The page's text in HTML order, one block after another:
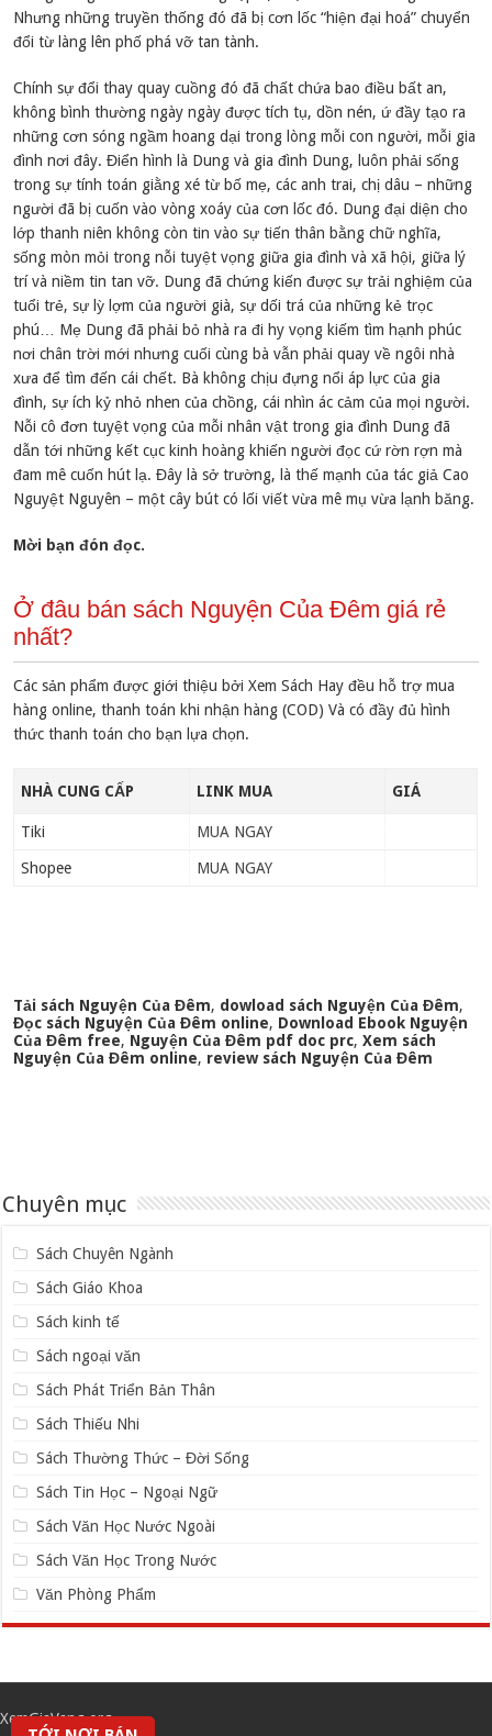
Nhưng những truyền thống đó đã bị cơn lốc “hiện đại hoá” chuyển
đổi từ làng lên phố phá vỡ tan tành.
Chính sự đổi thay quay cuồng đó đã chất chứa bao điều bất an,
không bình thường ngày ngày được tích tụ, dồn nén, ứ đầy tạo ra
những cơn sóng ngầm hoang dại trong lòng mỗi con người, mỗi gia
đình nơi đây. Điển hình là Dung và gia đình Dung, luôn phải sống
trong sự tính toán giằng xé từ bố mẹ, các anh trai, chị dâu – những
người đã bị cuốn vào vòng xoáy của cơn lốc đó. Dung đại diện cho
lớp thanh niên không còn tin vào sự tiến thân bằng chữ nghĩa,
sống mòn mỏi trong nỗi tuyệt vọng giữa gia đình và xã hội, giữa lý
trí và niềm tin tan vỡ. Dung đã chứng kiến được sự trải nghiệm của
tuổi trẻ, sự lỳ lợm của người già, sự dối trá của những kẻ trọc
phú… Mẹ Dung đã phải bỏ nhà ra đi hy vọng kiếm tìm hạnh phúc
nơi chân trời mới nhưng cuối cùng bà vẫn phải quay về ngôi nhà
xưa để tìm đến cái chết. Bà không chịu đựng nổi áp lực của gia
đình, sự ích kỷ nhỏ nhen của chồng, cái nhìn ác cảm của mọi người.
Nỗi cô đơn tuyệt vọng của mỗi nhân vật trong gia đình Dung đã
dẫn tới những kết cục kinh hoàng khiến người đọc cứ rờn rợn mà
đam mê cuốn hút lạ. Đây là sở trường, là thế mạnh của tác giả Cao
Nguyệt Nguyên – một cây bút có lối viết vừa mê mụ vừa lạnh băng.
Mời bạn đón đọc.
Ở đâu bán sách Nguyện Của Đêm giá rẻ
nhất?
Các sản phẩm được giới thiệu bởi Xem Sách Hay đều hỗ trợ mua
hàng online, thanh toán khi nhận hàng (COD) Và có đầy đủ hình
thức thanh toán cho bạn lựa chọn.
NHÀ CUNG CẤP LINK MUA GIÁ
Tiki MUA NGAY
Shopee MUA NGAY
Tải sách Nguyện Của Đêm, dowload sách Nguyện Của Đêm,
Đọc sách Nguyện Của Đêm online, Download Ebook Nguyện
Của Đêm free, Nguyện Của Đêm pdf doc prc,Xem sách
Nguyện Của Đêm online, review sách Nguyện Của Đêm
Chuyên mục
Sách Chuyên Ngành
Sách Giáo Khoa
Sách kinh tế
Sách ngoại văn
Sách Phát Triển Bản Thân
Sách Thiếu Nhi
Sách Thường Thức – Đời Sống
Sách Tin Học – Ngoại Ngữ
Sách Văn Học Nước Ngoài
Sách Văn Học Trong Nước
Văn Phòng Phẩm
XemGiaVang.org